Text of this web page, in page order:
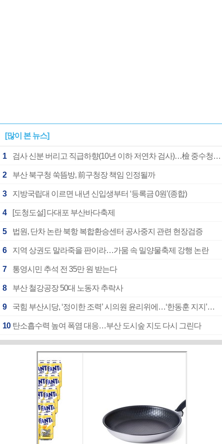
[많이 본 뉴스]
1 검사 신분 버리고 직급하향(10년 이하 저연차 검사)…檢 중수청행 기피
2 부산 북구청 쑥뜸방, 前구청장 책임 인정될까
3 지방국립대 이르면 내년 신입생부터 ‘등록금 0원’(종합)
4 [도청도설] 다대포 부산바다축제
5 법원, 단차 논란 북항 복합환승센터 공사중지 관련 현장검증
6 지역 상권도 말라죽을 판이라…가뭄 속 밀양물축제 강행 논란
7 통영시민 추석 전 35만 원 받는다
8 부산 철강공장 50대 노동자 추락사
9 국힘 부산시당, ‘정이한 조력’ 시의원 윤리위에…‘한동훈 지지’도 신고접수
10 탄소흡수력 높여 폭염 대응…부산 도시숲 지도 다시 그린다